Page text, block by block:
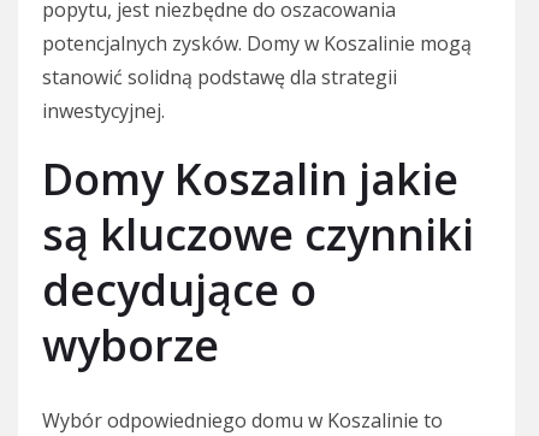
popytu, jest niezbędne do oszacowania
potencjalnych zysków. Domy w Koszalinie mogą
stanowić solidną podstawę dla strategii
inwestycyjnej.
Domy Koszalin jakie
są kluczowe czynniki
decydujące o
wyborze
Wybór odpowiedniego domu w Koszalinie to